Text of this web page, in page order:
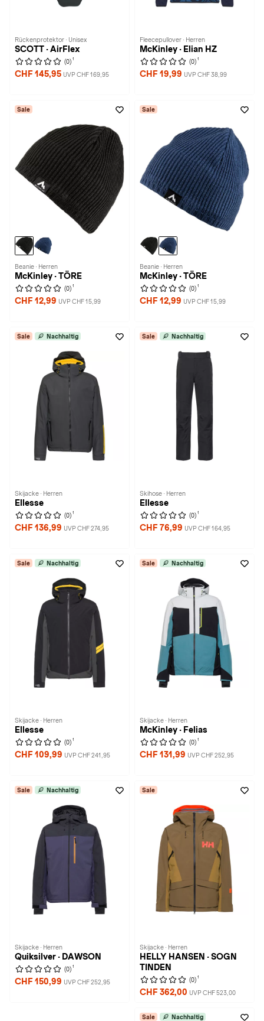
Rückenprotektor · Unisex
SCOTT · AirFlex
(0) 1
CHF 145,95 UVP CHF 169,95
Fleecepullover · Herren
McKinley · Elian HZ
(0) 1
CHF 19,99 UVP CHF 38,99
Sale
Beanie · Herren
McKinley · TÖRE
(0) 1
CHF 12,99 UVP CHF 15,99
Sale
Beanie · Herren
McKinley · TÖRE
(0) 1
CHF 12,99 UVP CHF 15,99
Sale Nachhaltig
Skijacke · Herren
Ellesse
(0) 1
CHF 136,99 UVP CHF 274,95
Sale Nachhaltig
Skihose · Herren
Ellesse
(0) 1
CHF 76,99 UVP CHF 164,95
Sale Nachhaltig
Skijacke · Herren
Ellesse
(0) 1
CHF 109,99 UVP CHF 241,95
Sale Nachhaltig
Skijacke · Herren
McKinley · Felias
(0) 1
CHF 131,99 UVP CHF 252,95
Sale Nachhaltig
Skijacke · Herren
Quiksilver · DAWSON
(0) 1
CHF 150,99 UVP CHF 252,95
Sale
Skijacke · Herren
HELLY HANSEN · SOGN
TINDEN
(0) 1
CHF 362,00 UVP CHF 523,00
Sale Nachhaltig